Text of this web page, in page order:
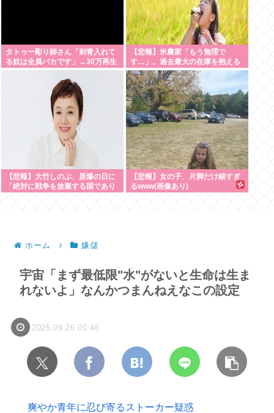
タトゥー彫り師さん「刺青入れて
る奴は全員バカです」→30万再生
【悲報】米農家「もう無理で
す…」。過去最大の在庫を抱える
状態で新米収穫。新米価格安すぎ
て赤字に
【悲報】大竹しのぶ、原爆の日に
「絶対に戦争を放棄する国であり
【悲報】女の子、片脚だけ細すぎ
るwww(画像あり)
ホーム 嫌儲
宇宙「まず最低限"水"がないと生命は生ま
れないよ」なんかつまんねえなこの設定
2025.09.26 00:46
爽やか青年に忍び寄るストーカー疑惑